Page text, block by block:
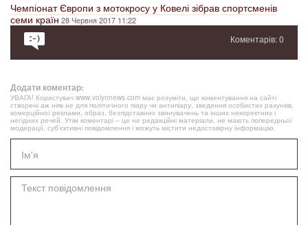
Чемпіонат Європи з мотокросу у Ковелі зібрав спортсменів
семи країн28 Червня 2017 11:22
Коментарів: 0
Додати коментар:
УВАГА! Користувач www.volynnews.com має розуміти, що коментування на сайті
створені аж ніяк не для політичного піару чи антипіару, зведення особистих рахунків,
комерційної реклами, образ, безпідставних звинувачень та інших некоректних і
негідних речей. Утім коментарі – це не редакційні матеріали, не мають попередньої
модерації, суб’єктивні повідомлення і можуть містити недостовірну інформацію.